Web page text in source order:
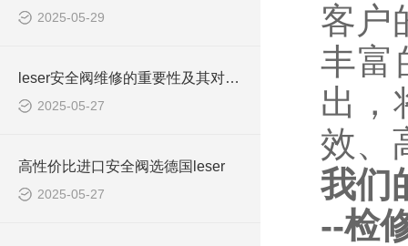
2025-05-29
leser安全阀维修的重要性及其对系统安全的影响
2025-05-27
高性价比进口安全阀选德国leser
2025-05-27
客户
丰富
出，
效、
我们
--检